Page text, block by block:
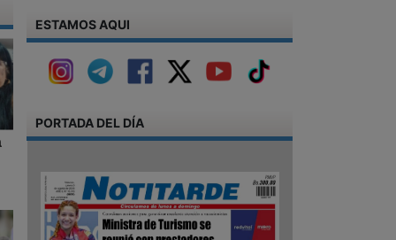
ESTAMOS AQUI
PORTADA DEL DÍA